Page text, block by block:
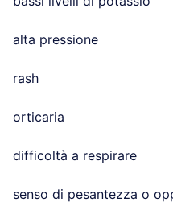
alta pressione
rash
orticaria
difficoltà a respirare
senso di pesantezza o